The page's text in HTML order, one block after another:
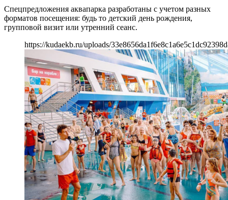
Спецпредложения аквапарка разработаны с учетом разных
форматов посещения: будь то детский день рождения,
групповой визит или утренний сеанс.
https://kudaekb.ru/uploads/